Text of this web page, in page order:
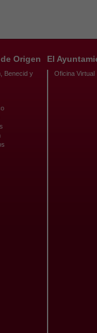
Origen
Benecid y
El
Oficina Virtual